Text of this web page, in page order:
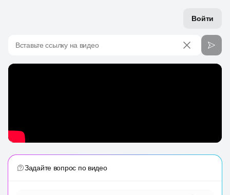
Войти
Вставьте ссылку на видео
Задайте вопрос по видео